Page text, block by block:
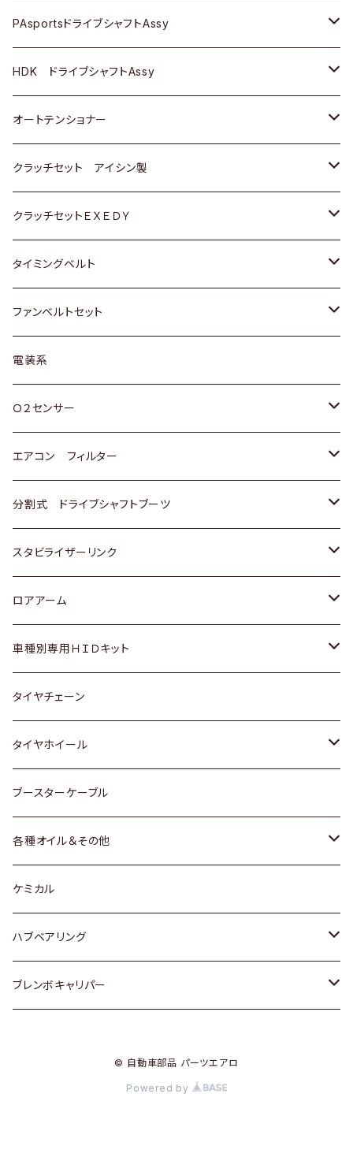
スバル
ＢＥＮＺ
スバル
三菱
スバル
マツダ
三菱
スバル
ダイハツ
マツダ
三菱
スバル
ダイハツ
マツダ
三菱
スバル
スズキ
日産
いすゞ
ダイハツ
マツダ
三菱
スバル
日野
ＢＥＮＺ
ＢＭＷ
GOLF
ＷＡＧＥＮ
アストロ（シボレー）
クライスラー
ＢＥＮＺ
ＢＭＷ
ＷＡＧＥＮ
ＶＯＬＶＯ
PAsportsドライブシャフトAssy
トヨタ
ホンダ
スズキ
日産
ダイハツ
マツダ
三菱
スバル
HDK ドライブシャフトAssy
スズキ
ダイハツ
日産
ホンダ
マツダ
オートテンショナー
トヨタ
クラッチセット アイシン製
ホンダ
スズキ
ダイハツ
マツダ
三菱
スバル
クラッチセットＥＸＥＤＹ
ホンダ
スズキ
日産
ダイハツ
マツダ
三菱
スバル
タイミングベルト
トヨタ
スズキ
ダイハツ
三菱
スバル
ファンベルトセット
トヨタ
ホンダ
スズキ
日産
いすゞ
ダイハツ
マツダ
三菱
スバル
レクサス
電装系
Ｏ２センサー
トヨタ
ホンダ
スズキ
日産
ダイハツ
マツダ
三菱
スバル
エアコン フィルター
トヨタ
ホンダ
スズキ
日産
いすゞ
ダイハツ
マツダ
三菱
スバル
分割式 ドライブシャフトブーツ
トヨタ
ホンダ
スズキ
日産
ダイハツ
スバル
スタビライザーリンク
トヨタ
ホンダ
スズキ
日産
ダイハツ
マツダ
ロアアーム
ホンダ
スズキ
日産
ダイハツ
マツダ
スバル
車種別専用ＨＩＤキット
トヨタ
マツダ
タイヤチェーン
タイヤホイール
トヨタ
ホンダ
スズキ
日産
ダイハツ
ブースターケーブル
各種オイル＆その他
ディーデル洗浄添加剤
ケミカル
ハブベアリング
トヨタ
ブレンボキャリパー
© 自動車部品 パーツエアロ
Powered by